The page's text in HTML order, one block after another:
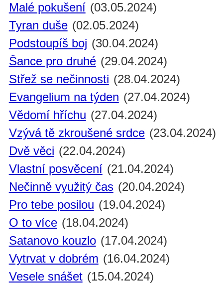
Malé pokušení (03.05.2024)
Tyran duše (02.05.2024)
Podstoupíš boj (30.04.2024)
Šance pro druhé (29.04.2024)
Střež se nečinnosti (28.04.2024)
Evangelium na týden (27.04.2024)
Vědomí hříchu (27.04.2024)
Vzývá tě zkroušené srdce (23.04.2024)
Dvě věci (22.04.2024)
Vlastní posvěcení (21.04.2024)
Nečinně využitý čas (20.04.2024)
Pro tebe posilou (19.04.2024)
O to více (18.04.2024)
Satanovo kouzlo (17.04.2024)
Vytrvat v dobrém (16.04.2024)
Vesele snášet (15.04.2024)